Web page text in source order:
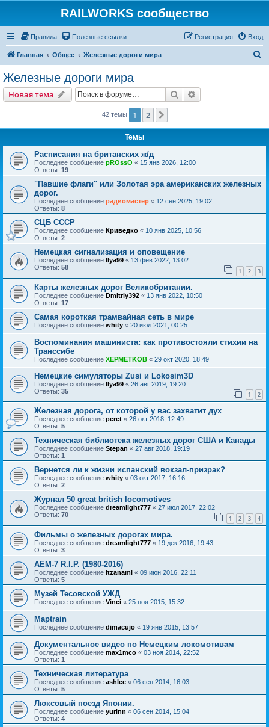
RAILWORKS сообщество
Правила Полезные ссылки Вход
Регистрация
Главная Общее Железные дороги мира
Железные дороги мира
Новая тема Поиск
42 темы 1 2
Темы
Расписания на британских ж/д
Последнее сообщение pROssO « 15 янв 2026, 12:00
Ответы: 19
"Павшие флаги" или Золотая эра американских железных
дорог.
Последнее сообщение радиомастер « 12 сен 2025, 19:02
Ответы: 8
СЦБ СССР
Последнее сообщение Криведко « 10 янв 2025, 10:56
Ответы: 2
Немецкая сигнализация и оповещение
Последнее сообщение Ilya99 « 13 фев 2022, 13:02
Ответы: 58 1 2 3
Карты железных дорог Великобритании.
Последнее сообщение Dmitriy392 « 13 янв 2022, 10:50
Ответы: 17
Самая короткая трамвайная сеть в мире
Последнее сообщение whity « 20 июл 2021, 00:25
Воспоминания машиниста: как противостояли стихии на
Транссибе
Последнее сообщение XEPMETKOB « 29 окт 2020, 18:49
Немецкие симуляторы Zusi и Lokosim3D
Последнее сообщение Ilya99 « 26 авг 2019, 19:20
Ответы: 35 1 2
Железная дорога, от которой у вас захватит дух
Последнее сообщение peret « 26 окт 2018, 12:49
Ответы: 5
Техническая библиотека железных дорог США и Канады
Последнее сообщение Stepan « 27 авг 2018, 19:19
Ответы: 1
Вернется ли к жизни испанский вокзал-призрак?
Последнее сообщение whity « 03 окт 2017, 16:16
Ответы: 2
Журнал 50 great british locomotives
Последнее сообщение dreamlight777 « 27 июл 2017, 22:02
Ответы: 70 1 2 3 4
Фильмы о железных дорогах мира.
Последнее сообщение dreamlight777 « 19 дек 2016, 19:43
Ответы: 3
AEM-7 R.I.P. (1980-2016)
Последнее сообщение Itzanami « 09 июн 2016, 22:11
Ответы: 5
Музей Тесовской УЖД
Последнее сообщение Vinci « 25 ноя 2015, 15:32
Maptrain
Последнее сообщение dimacujo « 19 янв 2015, 13:57
Документальное видео по Немецким локомотивам
Последнее сообщение max1mco « 03 ноя 2014, 22:52
Ответы: 1
Техническая литература
Последнее сообщение ashlee « 06 сен 2014, 16:03
Ответы: 5
Люксовый поезд Японии.
Последнее сообщение yurinn « 06 сен 2014, 15:04
Ответы: 4